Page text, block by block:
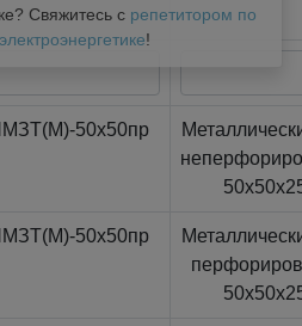
Свяжитесь с репетитором по
электроэнергетике!
50x50пр
50x50пр